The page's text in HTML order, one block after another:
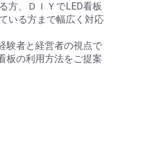
方、ＤＩＹでLED看板
いる方まで幅広く対応
験者と経営者の視点で
板の利用方法をご提案